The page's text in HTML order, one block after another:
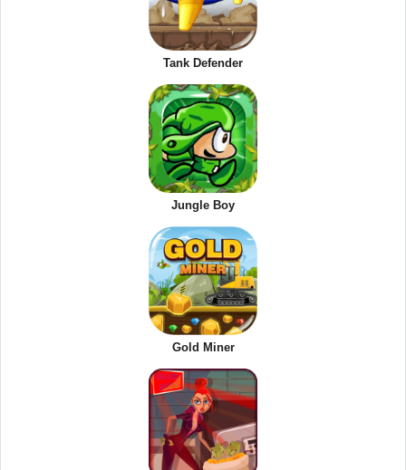
Tank Defender
Jungle Boy
Gold Miner